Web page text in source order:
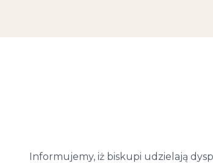
Informujemy, iż biskupi udzielają